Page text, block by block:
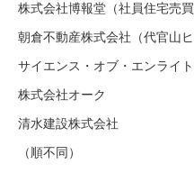
株式会社博報堂（社員住宅売
朝倉不動産株式会社（代官山
サイエンス・オブ・エンライ
株式会社オーク
清水建設株式会社
（順不同）